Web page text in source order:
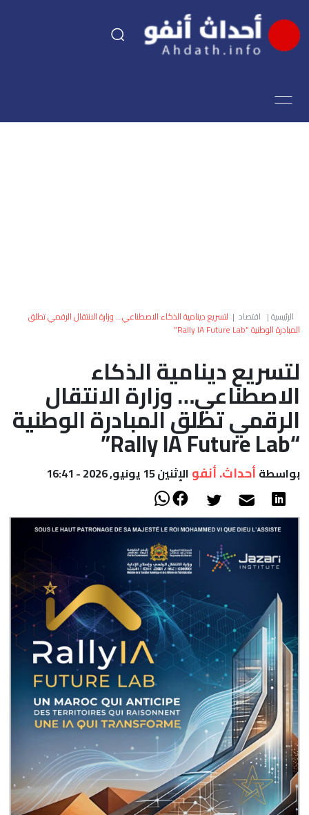
اقتصاد
العالم
الصحراء
الرئيسية| اقتصاد | لتسريع دينامية الذكاء الاصطناعي… وزارة الانتقال الرقمي تطلق
المبادرة الوطنية “Rally IA Future Lab”
لتسريع دينامية الذكاء
الاصطناعي… وزارة الانتقال
الرقمي تطلق المبادرة الوطنية
“Rally IA Future Lab”
بواسطة أحداث. أنفو الإثنين 15 يونيو, 2026 - 16:41